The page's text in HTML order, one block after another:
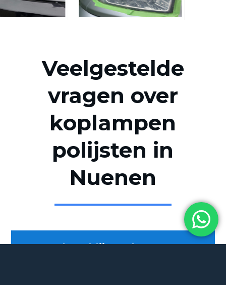
Veelgestelde
vragen over
koplampen
polijsten in
Nuenen
1. Hoe lang blijven de